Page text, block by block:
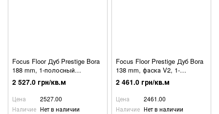
Focus Floor Дуб Prestige Bora
188 mm, 1-полосный
паркетная доска
2 527.0 грн/кв.м
Цена
2527.00
Наличие Нет в наличии
Focus Floor Prestige Дуб Bora
138 mm, фаска V2, 1-
полосный паркетная доска
2 461.0 грн/кв.м
Цена
2461.00
Наличие Нет в наличии